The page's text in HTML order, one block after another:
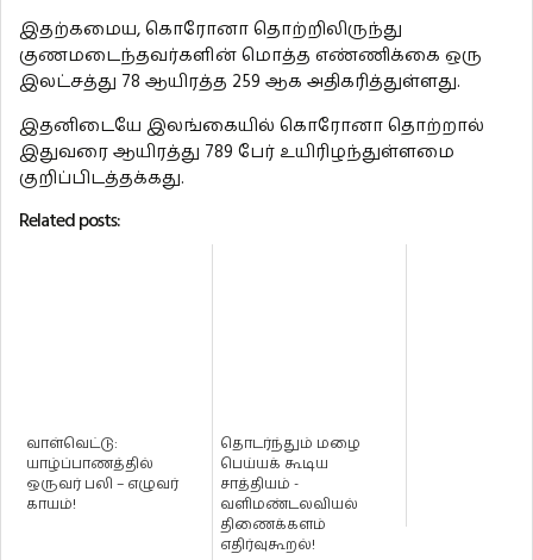
இதற்கமைய, கொரோனா தொற்றிலிருந்து
குணமடைந்தவர்களின் மொத்த எண்ணிக்கை ஒரு
இலட்சத்து 78 ஆயிரத்த 259 ஆக அதிகரித்துள்ளது.
இதனிடையே இலங்கையில் கொரோனா தொற்றால்
இதுவரை ஆயிரத்து 789 பேர் உயிரிழந்துள்ளமை
குறிப்பிடத்தக்கது.
Related posts:
வாள்வெட்டு:
யாழ்ப்பாணத்தில்
ஒருவர் பலி – எழுவர்
காயம்!
தொடர்ந்தும் மழை
பெய்யக் கூடிய
சாத்தியம் -
வளிமண்டலவியல்
திணைக்களம்
எதிர்வுகூறல்!